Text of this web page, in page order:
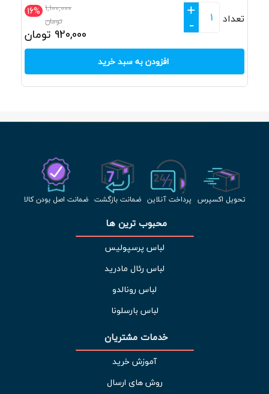
16% 1,100,000
تومان
920,000 تومان
تعداد
+
-
افزودن به سبد خرید
تحویل اکسپرس پرداخت آنلاین ضمانت بازگشت ضمانت اصل بودن کالا
محبوب ترین ها
لباس پرسپولیس
لباس رئال مادرید
لباس رونالدو
لباس بارسلونا
خدمات مشتریان
آموزش خرید
روش های ارسال